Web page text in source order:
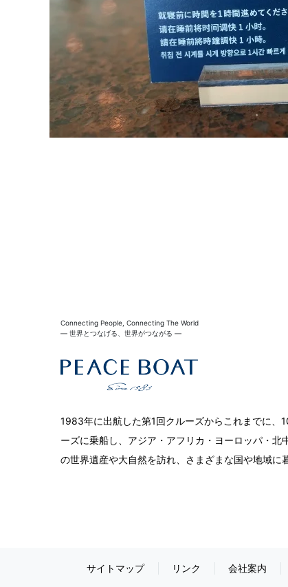
Connecting People, Connecting The World
― 世界とつなげる、世界がつながる ―
1983年に出航した第1回クルーズからこれまでに
ーズに乗船し、アジア・アフリカ・ヨーロッパ・
の世界遺産や大自然を訪れ、さまざまな国や地域に
サイトマップ リンク 会社案内